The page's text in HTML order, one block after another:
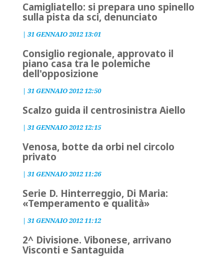
Camigliatello: si prepara uno spinello
sulla pista da sci, denunciato
| 31 GENNAIO 2012 13:01
Consiglio regionale, approvato il
piano casa tra le polemiche
dell'opposizione
| 31 GENNAIO 2012 12:50
Scalzo guida il centrosinistra Aiello
| 31 GENNAIO 2012 12:15
Venosa, botte da orbi nel circolo
privato
| 31 GENNAIO 2012 11:26
Serie D. Hinterreggio, Di Maria:
«Temperamento e qualità»
| 31 GENNAIO 2012 11:12
2^ Divisione. Vibonese, arrivano
Visconti e Santaguida